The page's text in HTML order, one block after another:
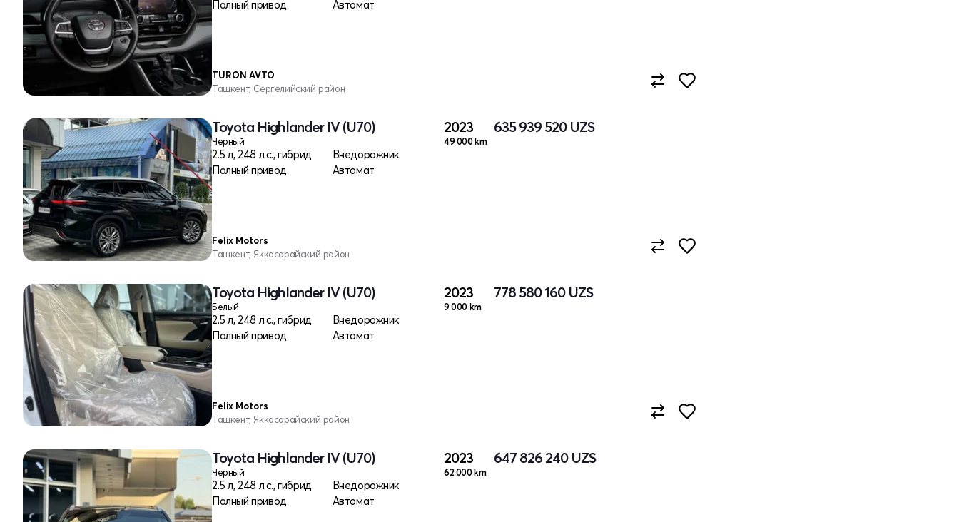
Полный привод Автомат
TURON AVTO
Ташкент, Сергелийский район
Toyota Highlander IV (U70)
Черный
2.5 л, 248 л.с., гибрид
Внедорожник
Полный привод
Автомат
2023
49 000 km
635 939 520 UZS
Felix Motors
Ташкент, Яккасарайский район
Toyota Highlander IV (U70)
Белый
2.5 л, 248 л.с., гибрид
Внедорожник
Полный привод
Автомат
2023
9 000 km
778 580 160 UZS
Felix Motors
Ташкент, Яккасарайский район
Toyota Highlander IV (U70)
Черный
2.5 л, 248 л.с., гибрид
Внедорожник
Полный привод
Автомат
2023
62 000 km
647 826 240 UZS